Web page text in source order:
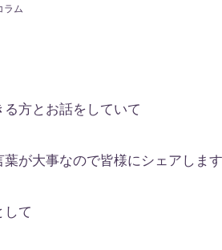
ラム
方とお話をしていて
が大事なので皆様にシェアします
て